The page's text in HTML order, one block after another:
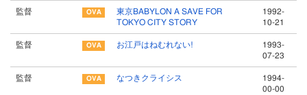
監督
東京BABYLON A SAVE FOR
TOKYO CITY STORY
1992-
10-21
監督 お江戸はねむれない!
1993-
07-23
監督 なつきクライシス
1994-
00-00